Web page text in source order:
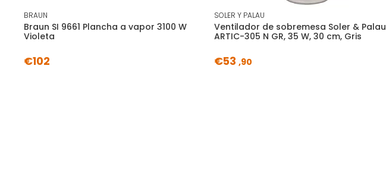
BRAUN
Braun SI 9661 Plancha a vapor 3100 W
Violeta
€102
SOLER Y PALAU
Ventilador de sobremesa Soler & Palau
ARTIC-305 N GR, 35 W, 30 cm, Gris
€53 ,90